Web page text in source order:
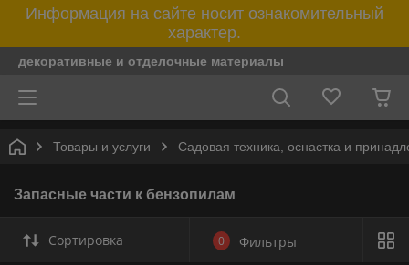
Информация на сайте носит ознакомительный
характер.
декоративные и отделочные материалы
Товары и услуги Садовая техника, оснастка и
Запасные части к бензопилам
Сортировка 0 Фильтры